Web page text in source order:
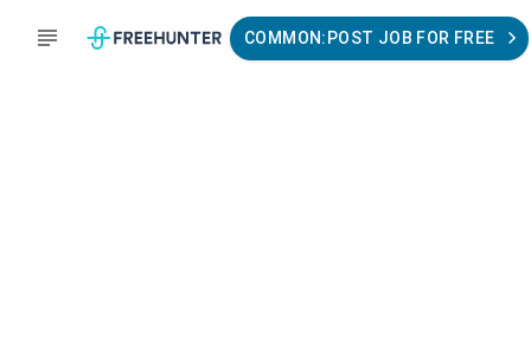
COMMON:POST JOB FOR FREE